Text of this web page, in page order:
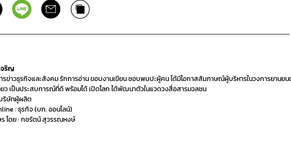
จริญ
ข่าวธุรกิจและสังคม รักการอ่าน ขอบงานเขียน ชอบพบปะผู้คน ได้มีโอกาสสัมภาษณ์ผู้บริหารในวงการยานย
ยว เป็นประสบการณ์ที่ดี พร้อมได้ เปิดโลก ได้พัฒนาตัวในแวดวงสื่อสารมวลชน
ริษัทผู้ผลิต
: ธุรกิจ (บก. ออนไลน์)
โดย : กชรัตน์ สุวรรณหงษ์